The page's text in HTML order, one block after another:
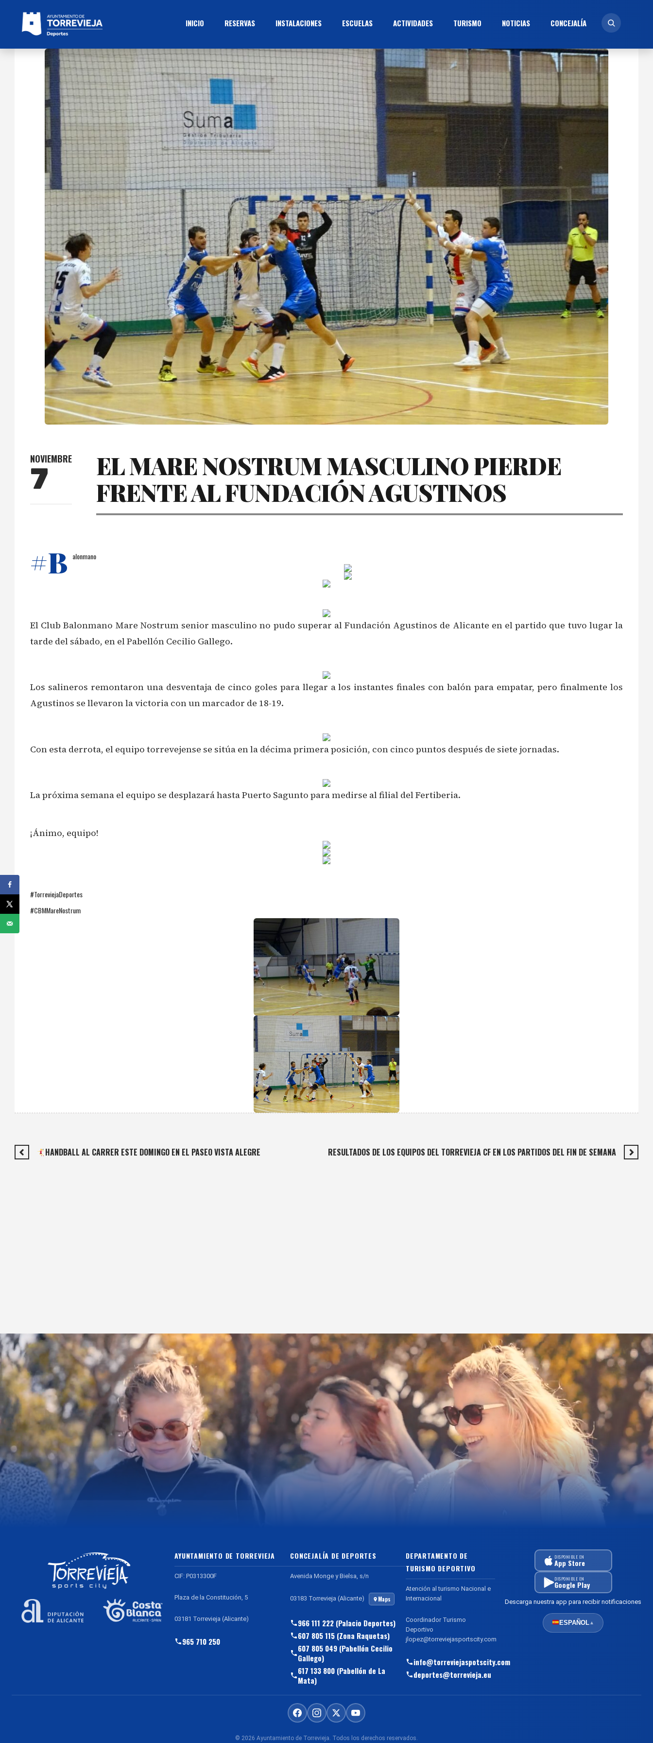
INICIO RESERVAS INSTALACIONES ESCUELAS ACTIVIDADES TURISMO NOTICIAS CONCEJALÍ­A
NOVIEMBRE
7
EL MARE NOSTRUM MASCULINO PIERDE
FRENTE AL FUNDACIÓN AGUSTINOS
#B alonmano
El Club Balonmano Mare Nostrum senior masculino no pudo superar al Fundación Agustinos de Alicante en el partido que tuvo lugar la
tarde del sábado, en el Pabellón Cecilio Gallego.
Los salineros remontaron una desventaja de cinco goles para llegar a los instantes finales con balón para empatar, pero finalmente los
Agustinos se llevaron la victoria con un marcador de 18-19.
Con esta derrota, el equipo torrevejense se sitúa en la décima primera posición, con cinco puntos después de siete jornadas.
La próxima semana el equipo se desplazará hasta Puerto Sagunto para medirse al filial del Fertiberia.
¡Ánimo, equipo!
#TorreviejaDeportes
#CBMMareNostrum
RESULTADOS DE LOS EQUIPOS DEL TORREVIEJA CF EN LOS PARTIDOS DEL FIN DE SEMANA
HANDBALL AL CARRER ESTE DOMINGO EN EL PASEO VISTA ALEGRE
AYUNTAMIENTO DE TORREVIEJA
CIF: P0313300F
Plaza de la Constitución, 5
03181 Torrevieja (Alicante)
965 710 250
CONCEJALÍA DE DEPORTES
Avenida Monge y Bielsa, s/n
03183 Torrevieja (Alicante) Maps
966 111 222 (Palacio Deportes)
607 805 115 (Zona Raquetas)
607 805 049 (Pabellón Cecilio
Gallego)
617 133 800 (Pabellón de La
Mata)
DEPARTAMENTO DE
TURISMO DEPORTIVO
Atención al turismo Nacional e
Internacional
Coordinador Turismo
Deportivo
jlopez@torreviejasportscity.com
info@torreviejaspotscity.com
deportes@torrevieja.eu
DISPONIBLE EN
App Store
DISPONIBLE EN
Google Play
Descarga nuestra app para recibir notificaciones
ESPAÑOL▲
© 2026 Ayuntamiento de Torrevieja. Todos los derechos reservados.